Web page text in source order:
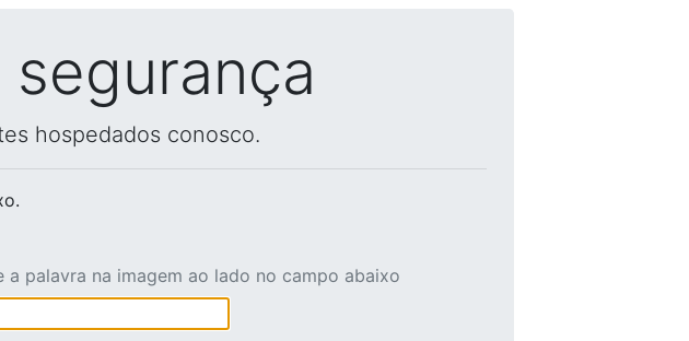
hospedados conosco.
a palavra na imagem ao lado no campo abaixo